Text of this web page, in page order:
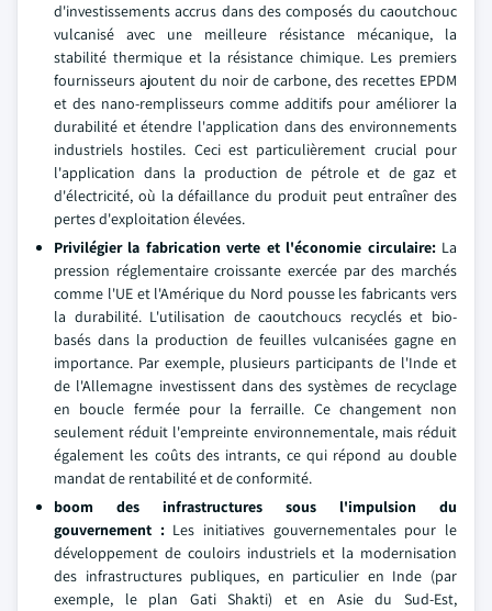
d'investissements accrus dans des composés du caoutchouc
vulcanisé avec une meilleure résistance mécanique, la
stabilité thermique et la résistance chimique. Les premiers
fournisseurs ajoutent du noir de carbone, des recettes EPDM
et des nano-remplisseurs comme additifs pour améliorer la
durabilité et étendre l'application dans des environnements
industriels hostiles. Ceci est particulièrement crucial pour
l'application dans la production de pétrole et de gaz et
d'électricité, où la défaillance du produit peut entraîner des
pertes d'exploitation élevées.
Privilégier la fabrication verte et l'économie circulaire: La
pression réglementaire croissante exercée par des marchés
comme l'UE et l'Amérique du Nord pousse les fabricants vers
la durabilité. L'utilisation de caoutchoucs recyclés et bio-
basés dans la production de feuilles vulcanisées gagne en
importance. Par exemple, plusieurs participants de l'Inde et
de l'Allemagne investissent dans des systèmes de recyclage
en boucle fermée pour la ferraille. Ce changement non
seulement réduit l'empreinte environnementale, mais réduit
également les coûts des intrants, ce qui répond au double
mandat de rentabilité et de conformité.
boom des infrastructures sous l'impulsion du
gouvernement : Les initiatives gouvernementales pour le
développement de couloirs industriels et la modernisation
des infrastructures publiques, en particulier en Inde (par
exemple, le plan Gati Shakti) et en Asie du Sud-Est,